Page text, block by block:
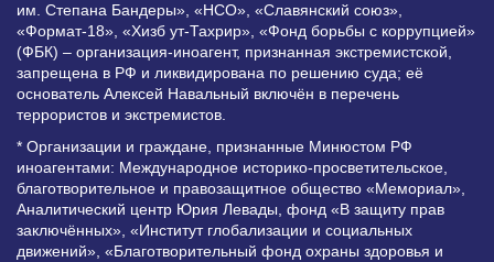
им. Степана Бандеры», «НСО», «Славянский союз»,
«Формат-18», «Хизб ут-Тахрир», «Фонд борьбы с коррупцией»
(ФБК) – организация-иноагент, признанная экстремистской,
запрещена в РФ и ликвидирована по решению суда; её
основатель Алексей Навальный включён в перечень
террористов и экстремистов.
* Организации и граждане, признанные Минюстом РФ
иноагентами: Международное историко-просветительское,
благотворительное и правозащитное общество «Мемориал»,
Аналитический центр Юрия Левады, фонд «В защиту прав
заключённых», «Институт глобализации и социальных
движений», «Благотворительный фонд охраны здоровья и